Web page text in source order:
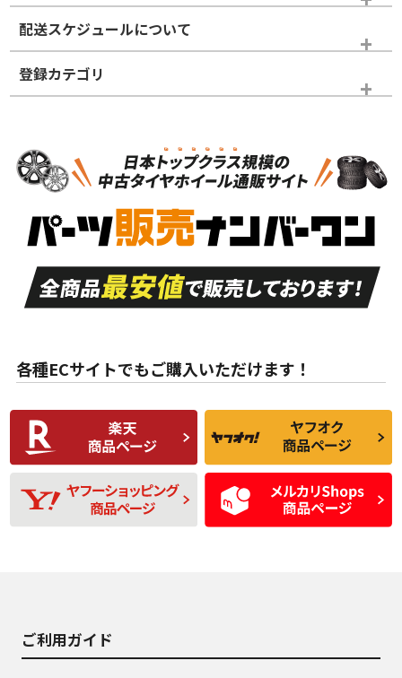
※商品ランクは出品者の主観により判断しておりますので、あら
かじめご了承ください。
ホイールランク
S
品）
S
新車外し品（新古
付き
A
走行距離も少なく、
目立つ傷もほとんど
ない中古品
A
走行距離も少なく、
非常に状態の良い中
古品
な中古品
んどない中古品
C
比較的きれいな中古
品
C
られるが、使用に問
題のない中古品
D
使用感や目立つ傷が
あり、一般的な中古
品
D
残り溝も少なく、偏
磨耗がみられ、短期
間使用できるくらい
の中古品
配送スケジュールについて
登録カテゴリ
スタッドレスタイヤホイールセット
各種ECサイトでもご購入いただけます！
ご利用ガイド